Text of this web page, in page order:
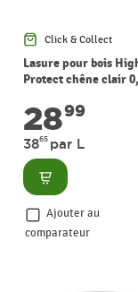
Click & Collect
Lasure pour bois
Protect chêne clair
2899
3865 par L
Consulter
Ajouter au
comparateur